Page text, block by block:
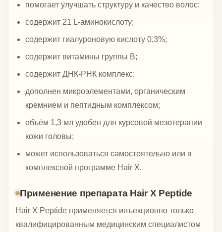
помогает улучшать структуру и качество волос;
содержит 21 L-аминокислоту;
содержит гиалуроновую кислоту 0,3%;
содержит витамины группы B;
содержит ДНК-РНК комплекс;
дополнен микроэлементами, органическим
кремнием и пептидным комплексом;
объём 1,3 мл удобен для курсовой мезотерапии
кожи головы;
может использоваться самостоятельно или в
комплексной программе Hair X.
Применение препарата Hair X Peptide
Hair X Peptide применяется инъекционно только
квалифицированным медицинским специалистом